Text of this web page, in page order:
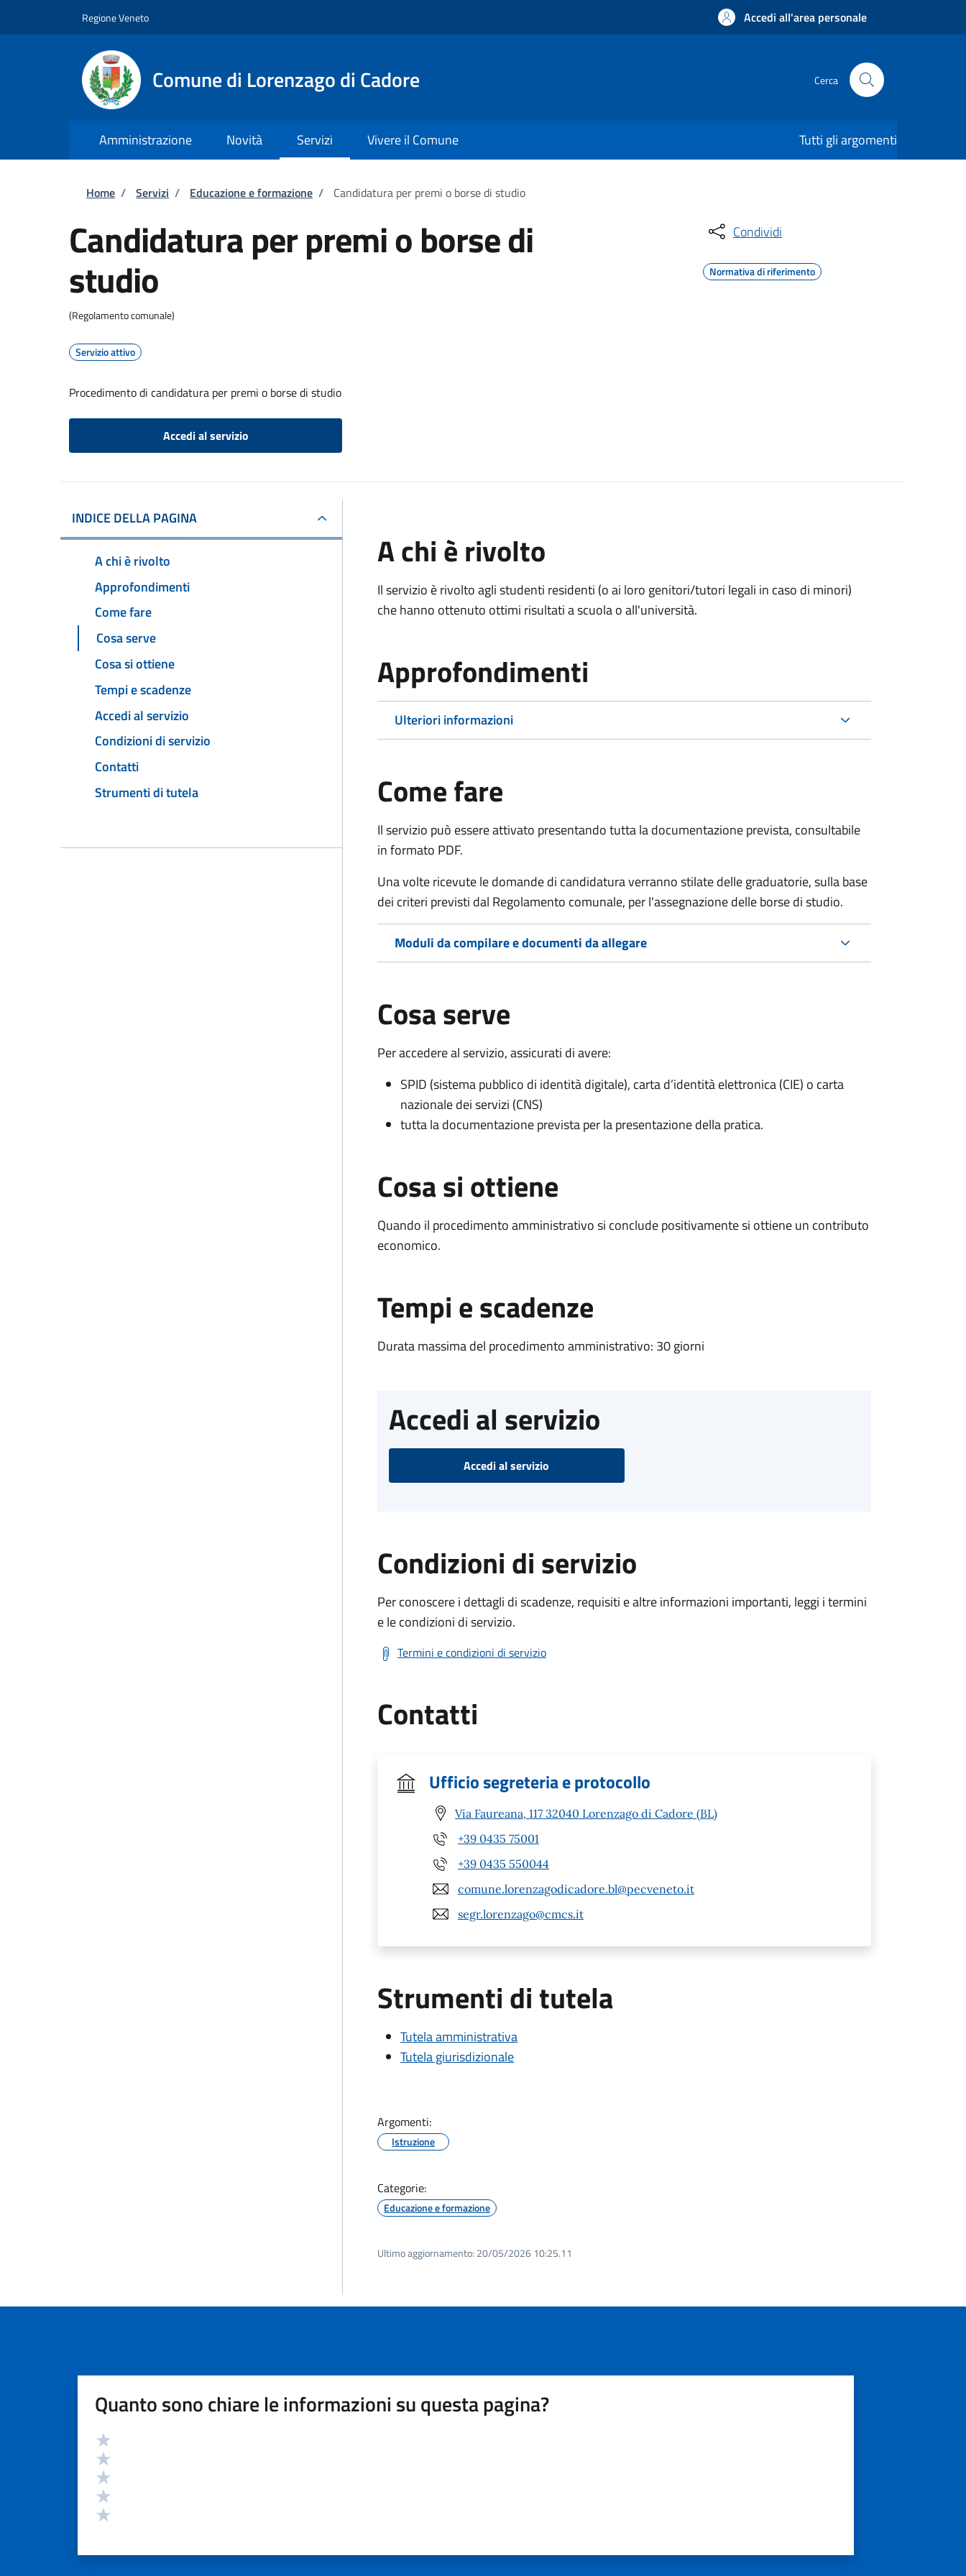
Regione Veneto Accedi all'area personale
Comune di Lorenzago di Cadore Cerca
Amministrazione Novità Servizi Vivere il Comune Tutti gli argomenti
Briciole di pane
Home / Servizi / Educazione e formazione / Candidatura per premi o borse di studio
Candidatura per premi o borse di
studio
(Regolamento comunale)
Servizio attivo
Procedimento di candidatura per premi o borse di studio
Accedi al servizio
Condividi
Normativa di riferimento
INDICE DELLA PAGINA
A chi è rivolto
Approfondimenti
Come fare
Cosa serve
Cosa si ottiene
Tempi e scadenze
Accedi al servizio
Condizioni di servizio
Contatti
Strumenti di tutela
A chi è rivolto
Il servizio è rivolto agli studenti residenti (o ai loro genitori/tutori legali in caso di minori)
che hanno ottenuto ottimi risultati a scuola o all'università.
Approfondimenti
Ulteriori informazioni
Come fare
Il servizio può essere attivato presentando tutta la documentazione prevista, consultabile
in formato PDF.
Una volte ricevute le domande di candidatura verranno stilate delle graduatorie, sulla base
dei criteri previsti dal Regolamento comunale, per l'assegnazione delle borse di studio.
Moduli da compilare e documenti da allegare
Cosa serve
Per accedere al servizio, assicurati di avere:
SPID (sistema pubblico di identità digitale), carta d’identità elettronica (CIE) o carta
nazionale dei servizi (CNS)
tutta la documentazione prevista per la presentazione della pratica.
Cosa si ottiene
Quando il procedimento amministrativo si conclude positivamente si ottiene un contributo
economico.
Tempi e scadenze
Durata massima del procedimento amministrativo: 30 giorni
Accedi al servizio
Accedi al servizio
Condizioni di servizio
Per conoscere i dettagli di scadenze, requisiti e altre informazioni importanti, leggi i termini
e le condizioni di servizio.
Termini e condizioni di servizio
Contatti
Ufficio segreteria e protocollo
Via Faureana, 117 32040 Lorenzago di Cadore (BL)
+39 0435 75001
+39 0435 550044
comune.lorenzagodicadore.bl@pecveneto.it
segr.lorenzago@cmcs.it
Strumenti di tutela
Tutela amministrativa
Tutela giurisdizionale
Argomenti:
Istruzione
Categorie:
Educazione e formazione
Ultimo aggiornamento: 20/05/2026 10:25.11
Quanto sono chiare le informazioni su questa pagina?
Valutazione